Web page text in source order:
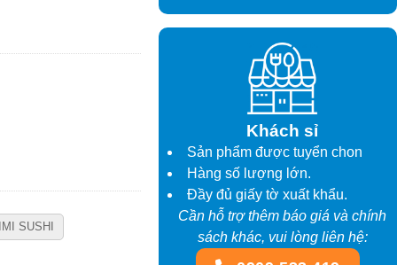
SUSHI
Khách sỉ
Sản phẩm được tuyển chon
Hàng số lượng lớn.
Đầy đủ giấy tờ xuất khẩu.
Cần hỗ trợ thêm báo giá và chính
sách khác, vui lòng liên hệ: